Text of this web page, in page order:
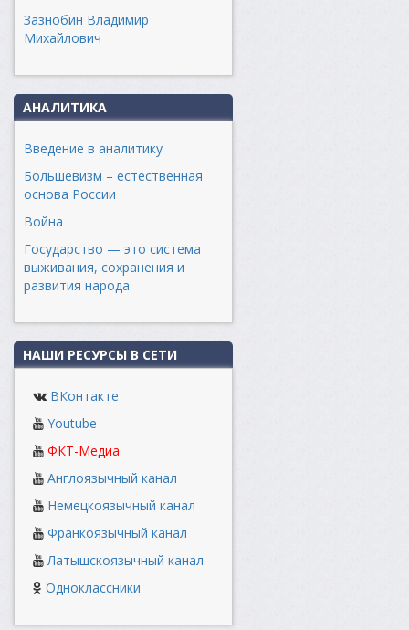
Зазнобин Владимир
Михайлович
АНАЛИТИКА
Введение в аналитику
Большевизм – естественная
основа России
Война
Государство — это система
выживания, сохранения и
развития народа
НАШИ РЕСУРСЫ В СЕТИ
ВКонтакте
Youtube
ФКТ-Медиа
Англоязычный канал
Немецкоязычный канал
Франкоязычный канал
Латышскоязычный канал
Одноклассники